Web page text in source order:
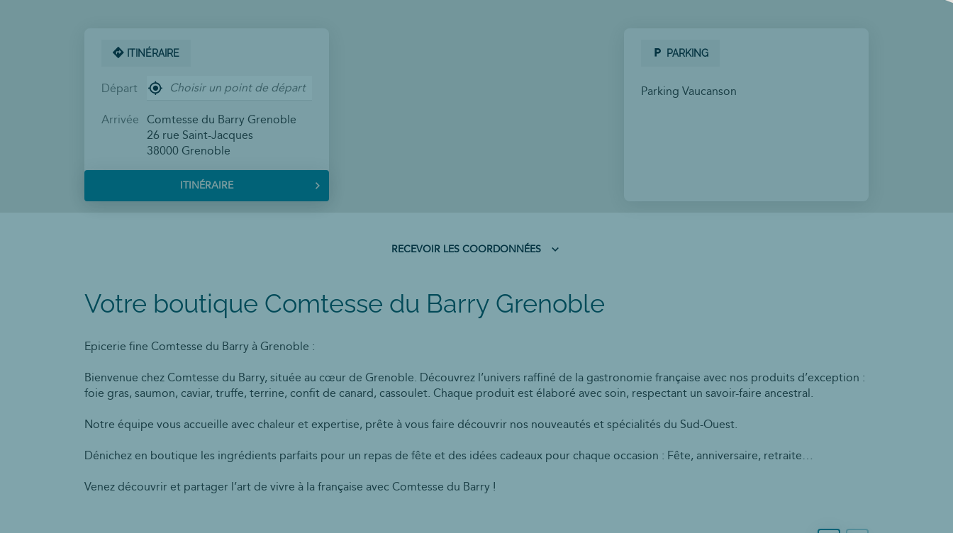
ITINÉRAIRE
Départ
,
trouver
point
de
vente
Comtesse
Arrivée
Comtesse du Barry Grenoble
26 rue Saint-Jacques
38000 Grenoble
ITINÉRAIRE
JUSQU'AU
POINT
PARKING
Parking Vaucanson
RECEVOIR LES COORDONNÉES
RECEVOIR
Votre boutique Comtesse du Barry Grenoble
Epicerie fine Comtesse du Barry à Grenoble :
Bienvenue chez Comtesse du Barry, située au cœur de Grenoble. Découvrez l’univers raffiné de la gastronomie française avec nos produits d’exception :
foie gras, saumon, caviar, truffe, terrine, confit de canard, cassoulet. Chaque produit est élaboré avec soin, respectant un savoir-faire ancestral.
Notre équipe vous accueille avec chaleur et expertise, prête à vous faire découvrir nos nouveautés et spécialités du Sud-Ouest.
Dénichez en boutique les ingrédients parfaits pour un repas de fête et des idées cadeaux pour chaque occasion : Fête, anniversaire, retraite…
Venez découvrir et partager l’art de vivre à la française avec Comtesse du Barry !